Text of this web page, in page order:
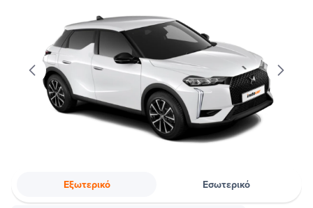
Εξωτερικό Εσωτερικό